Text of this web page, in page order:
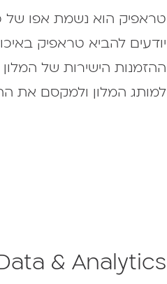
טראפיק הוא נשמת אפו של
יודעים להביא טראפיק
ההזמנות הישירות של
למותג המלון ולמקסם את
& Analytics